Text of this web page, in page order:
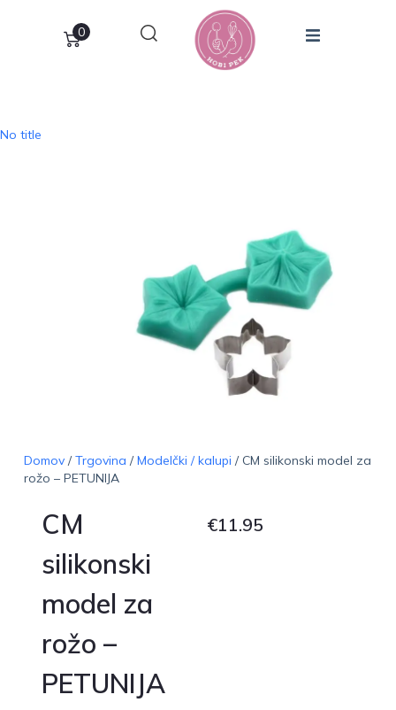
0
No title
Domov/Trgovina /Modelčki / kalupi / CM silikonski model za
rožo – PETUNIJA
CM
silikonski
model za
rožo –
PETUNIJA
€11.95